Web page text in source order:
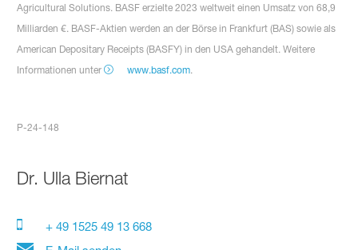
Agricultural Solutions. BASF erzielte 2023 weltweit einen Umsatz von 68,9
Milliarden €. BASF-Aktien werden an der Börse in Frankfurt (BAS) sowie als
American Depositary Receipts (BASFY) in den USA gehandelt. Weitere
Informationen unter
www.basf.com.
P-24-148
Dr. Ulla Biernat
+ 49 1525 49 13 668